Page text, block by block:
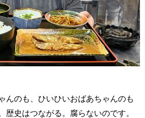
んのも、ひいひいおばあちゃんのも
歴史はつながる。腐らないのです。